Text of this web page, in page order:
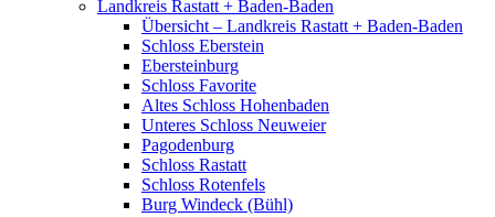
Landkreis Rastatt + Baden-Baden
Übersicht – Landkreis Rastatt + Baden-Baden
Schloss Eberstein
Ebersteinburg
Schloss Favorite
Altes Schloss Hohenbaden
Unteres Schloss Neuweier
Pagodenburg
Schloss Rastatt
Schloss Rotenfels
Burg Windeck (Bühl)